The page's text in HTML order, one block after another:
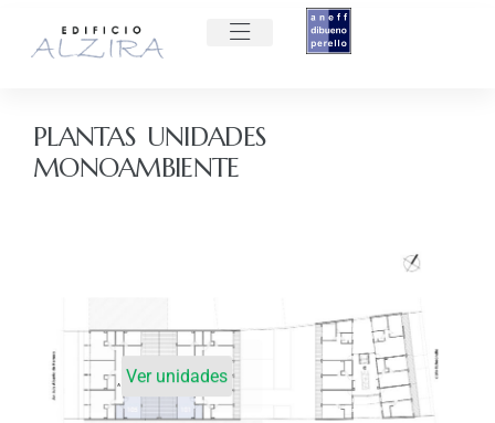
PLANTAS UNIDADES
MONOAMBIENTE
Ver unidades